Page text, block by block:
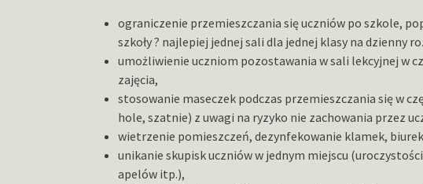
ograniczenie przemieszczania się uczniów po szkole,
szkoły ? najlepiej jednej sali dla jednej klasy na dzienny
umożliwienie uczniom pozostawania w sali lekcyjnej w
zajęcia,
stosowanie maseczek podczas przemieszczania się w
hole, szatnie) z uwagi na ryzyko nie zachowania przez
wietrzenie pomieszczeń, dezynfekowanie klamek,
unikanie skupisk uczniów w jednym miejscu
apelów itp.),